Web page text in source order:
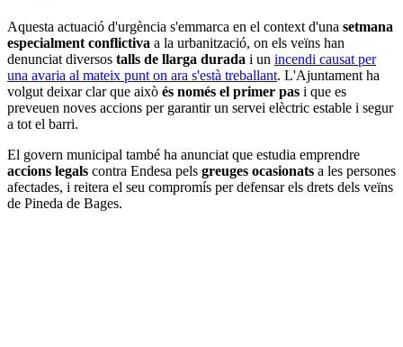
Aquesta actuació d'urgència s'emmarca en el context d'una setmana
especialment conflictiva a la urbanització, on els veïns han
denunciat diversos talls de llarga durada i un incendi causat per
una avaria al mateix punt on ara s'està treballant. L'Ajuntament ha
volgut deixar clar que això és només el primer pas i que es
preveuen noves accions per garantir un servei elèctric estable i segur
a tot el barri.
El govern municipal també ha anunciat que estudia emprendre
accions legals contra Endesa pels greuges ocasionats a les persones
afectades, i reitera el seu compromís per defensar els drets dels veïns
de Pineda de Bages.